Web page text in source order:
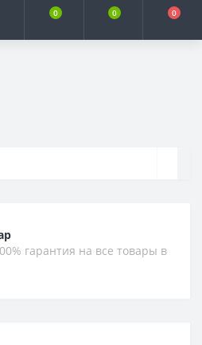
0 0 0
гарантия на все товары в